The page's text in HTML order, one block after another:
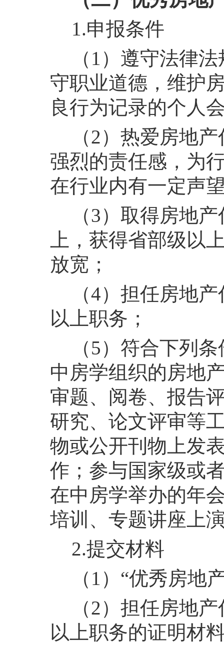
1.申报条件
（1）遵守法律
守职业道德，维护
良行为记录的个人
（2）热爱房地
强烈的责任感，为
在行业内有一定声
（3）取得房地
上，获得省部级以
放宽；
（4）担任房地
以上职务；
（5）符合下列
中房学组织的房地
审题、阅卷、报告
研究、论文评审等
物或公开刊物上发
作；参与国家级或
在中房学举办的年
培训、专题讲座上
2.提交材料
（1）“优秀房地
（2）担任房地
以上职务的证明材